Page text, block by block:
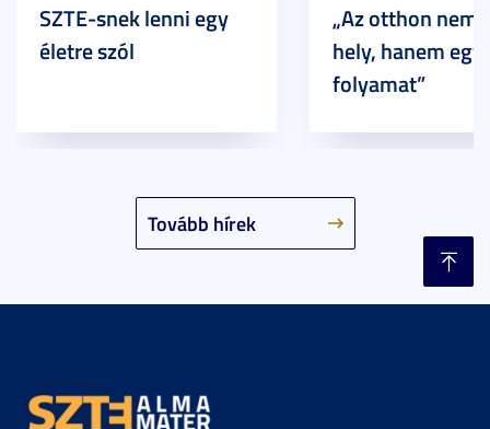
Tovább hírek
SZTE-snek lenni egy
életre szól
„Az otthon nem
hely, hanem egy
folyamat”